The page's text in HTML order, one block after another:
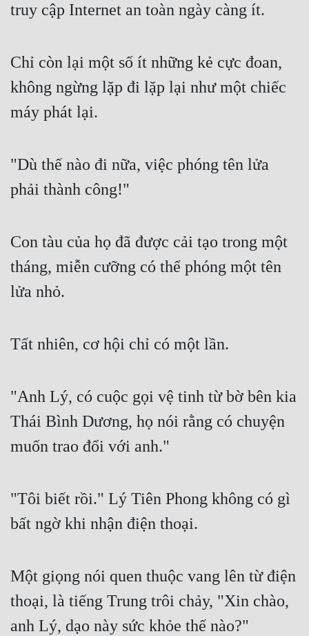
truy cập Internet an toàn ngày càng ít.
Chỉ còn lại một số ít những kẻ cực đoan,
không ngừng lặp đi lặp lại như một chiếc
máy phát lại.
"Dù thế nào đi nữa, việc phóng tên lửa
phải thành công!"
Con tàu của họ đã được cải tạo trong một
tháng, miễn cưỡng có thể phóng một tên
lửa nhỏ.
Tất nhiên, cơ hội chỉ có một lần.
"Anh Lý, có cuộc gọi vệ tinh từ bờ bên kia
Thái Bình Dương, họ nói rằng có chuyện
muốn trao đổi với anh."
"Tôi biết rồi." Lý Tiên Phong không có gì
bất ngờ khi nhận điện thoại.
Một giọng nói quen thuộc vang lên từ điện
thoại, là tiếng Trung trôi chảy, "Xin chào,
anh Lý, dạo này sức khỏe thế nào?"